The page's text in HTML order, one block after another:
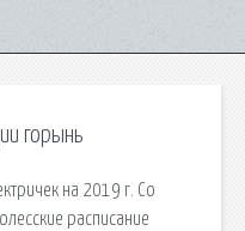
горынь
на 2019 г. Со
расписание